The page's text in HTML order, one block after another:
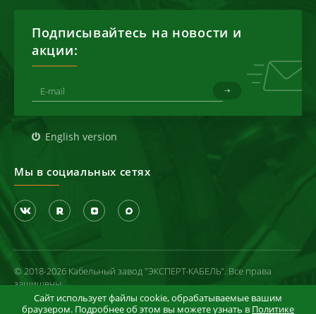
Подписывайтесь на новости и
акции:
English version
Мы в социальных сетях
© 2018-2026 Кабельный завод "ЭКСПЕРТ-КАБЕЛЬ". Все права
защищены
Политика конфиденциальности
Сайт использует файлы cookie, обрабатываемые вашим
браузером. Подробнее об этом вы можете узнать в Политике